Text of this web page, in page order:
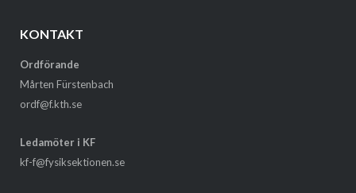
KONTAKT
Ordförande
Mårten Fürstenbach
ordf@f.kth.se
Ledamöter i KF
kf-f@fysiksektionen.se